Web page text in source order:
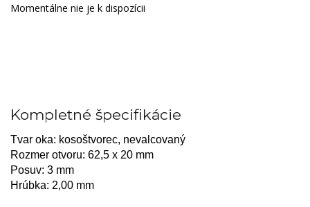
Momentálne nie je k dispozícii
Kompletné špecifikácie
Tvar oka: kosoštvorec, nevalcovaný
Rozmer otvoru: 62,5 x 20 mm
Posuv: 3 mm
Hrúbka: 2,00 mm